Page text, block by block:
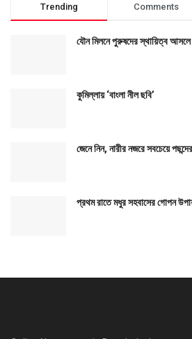
Trending Comments
যৌন মিলনে পুরুষদের স্থায়িত্ব আসলে
কুমিল্লায় ‘বাংলা নীল ছবি’
জেনে নিন, নারীর নজরে সবচেয়ে
প্রথম রাতে মধুর সহবাসের গোপন